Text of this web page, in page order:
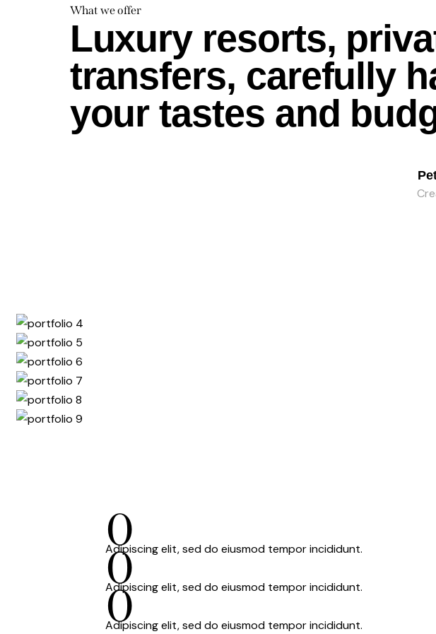
What we offer
Luxury resorts,
transfers, carefully
your tastes and
0
Adipiscing elit, sed do eiusmod tempor incididunt.
0
Adipiscing elit, sed do eiusmod tempor incididunt.
0
Adipiscing elit, sed do eiusmod tempor incididunt.